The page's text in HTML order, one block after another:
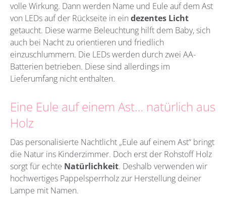
volle Wirkung. Dann werden Name und Eule auf dem Ast
von LEDs auf der Rückseite in ein dezentes Licht
getaucht. Diese warme Beleuchtung hilft dem Baby, sich
auch bei Nacht zu orientieren und friedlich
einzuschlummern. Die LEDs werden durch zwei AA-
Batterien betrieben. Diese sind allerdings im
Lieferumfang nicht enthalten.
Eine Eule auf einem Ast… natürlich aus
Holz
Das personalisierte Nachtlicht „Eule auf einem Ast“ bringt
die Natur ins Kinderzimmer. Doch erst der Rohstoff Holz
sorgt für echte Natürlichkeit. Deshalb verwenden wir
hochwertiges Pappelsperrholz zur Herstellung deiner
Lampe mit Namen.